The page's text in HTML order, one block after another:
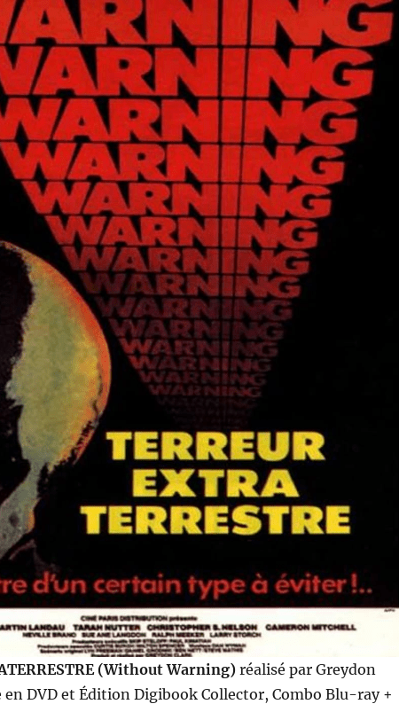
(Without Warning)réalisé par Greydon
DVD et Édition Digibook Collector, Combo Blu-ray +